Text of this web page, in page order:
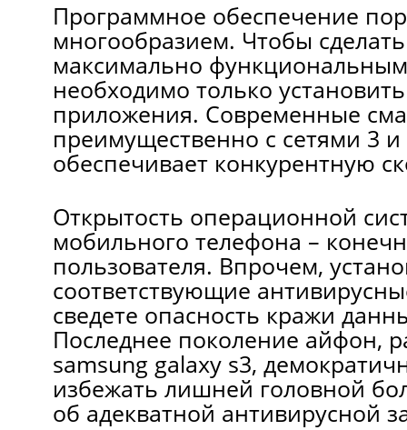
Программное обеспечение
многообразием. Чтобы
максимально
необходимо только
приложения. Современные
преимущественно с сетями 3 и
обеспечивает конкурентную
Открытость операционной
мобильного телефона –
пользователя. Впрочем,
соответствующие
сведете опасность кражи
Последнее поколение айфон,
samsung galaxy s3,
избежать лишней головной
об адекватной антивирусной